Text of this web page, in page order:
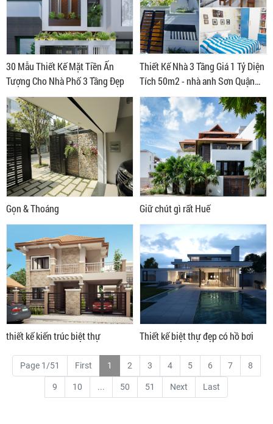
30 Mẫu Thiết Kế Mặt Tiền Ấn
Tượng Cho Nhà Phố 3 Tầng Đẹp
Thiết Kế Nhà 3 Tầng Giá 1 Tỷ Diện
Tích 50m2 - nhà anh Sơn Quận
Tân Phú
Gọn & Thoáng Giữ chút gì rất Huế
thiết kế kiến trúc biệt thự Thiết kế biệt thự đẹp có hồ bơi
Page 1/51 First 1 2 3 4 5 6 7 8
9 10 ... 50 51 Next Last